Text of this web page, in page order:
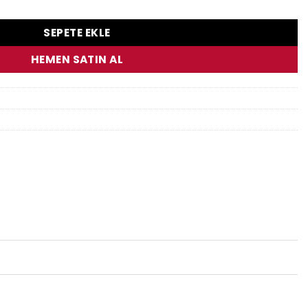
SEPETE EKLE
HEMEN SATIN AL